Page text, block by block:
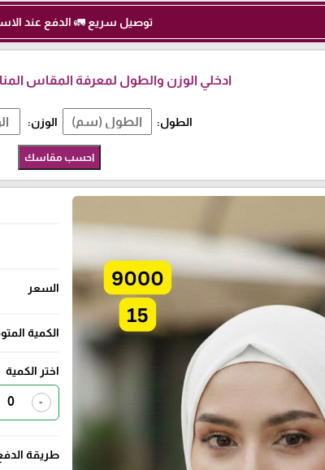
توصيل سريع 🚛 الدفع عند
ادخلي الوزن والطول لمعرفة المقاس
الطول: الوزن:
احسب مقاسك
السعر
الكمية
اختر الكمية
-
طريقة